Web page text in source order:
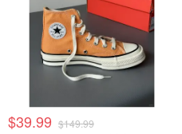
$39.99 $149.99